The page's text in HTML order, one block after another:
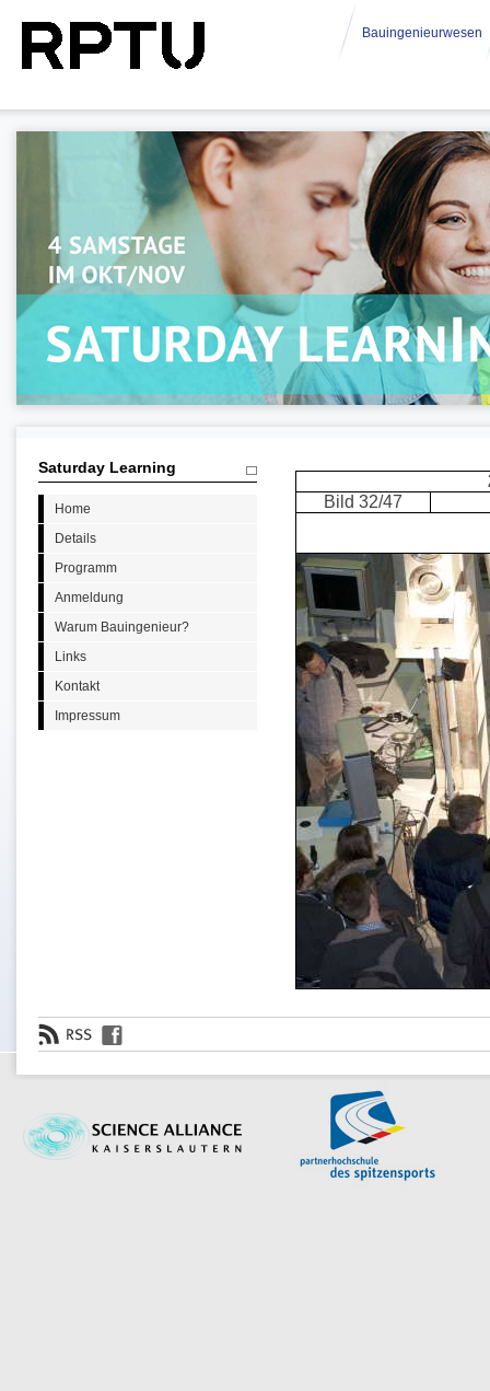
Bauingenieurwesen
Saturday Learning
Home
Details
Programm
Anmeldung
Warum Bauingenieur?
Links
Kontakt
Impressum
Bild 32/47